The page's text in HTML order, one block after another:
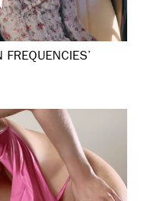
FREQUENCIES’